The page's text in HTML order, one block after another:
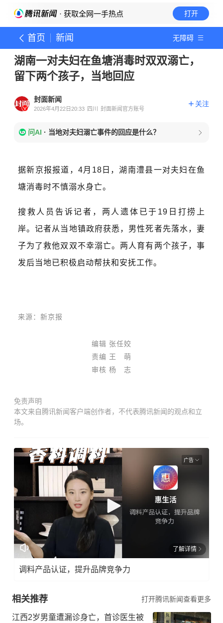
· 获取全网一手热点 打开
首页 新闻 无障碍
湖南一对夫妇在鱼塘消毒时双双溺亡，
留下两个孩子，当地回应
封面新闻
2026年4月22日20:33 四川 封面新闻官方账号
关注
问AI · 当地对夫妇溺亡事件的回应是什么？
据新京报报道， 4月18日，湖南澧县一对夫妇在鱼
塘消毒时不慎溺水身亡。
搜救人员告诉记者，两人遗体已于19日打捞上
岸。记者从当地镇政府获悉，男性死者先落水，妻
子为了救他双双不幸溺亡。两人育有两个孩子，事
发后当地已积极启动帮扶和安抚工作。
来源：新京报
编辑 张任姣
责编 王 萌
审核 杨 志
免责声明
本文来自腾讯新闻客户端创作者，不代表腾讯新闻的观点和立
场。
广告
了解详情
调料产品认证，提升品牌竞争力
相关推荐 打开腾讯新闻查看更多
江西2岁男童遭漏诊身亡，首诊医生被